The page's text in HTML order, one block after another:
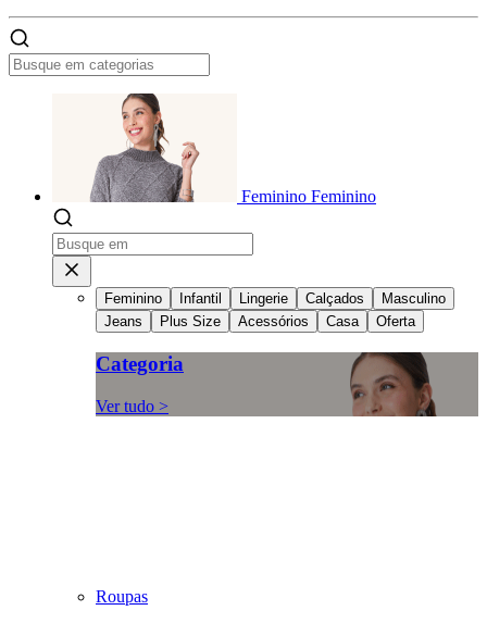
Feminino Feminino
Feminino Infantil Lingerie Calçados
Masculino
Jeans
Plus Size Acessórios Casa Oferta
Categoria
Ver tudo >
Roupas